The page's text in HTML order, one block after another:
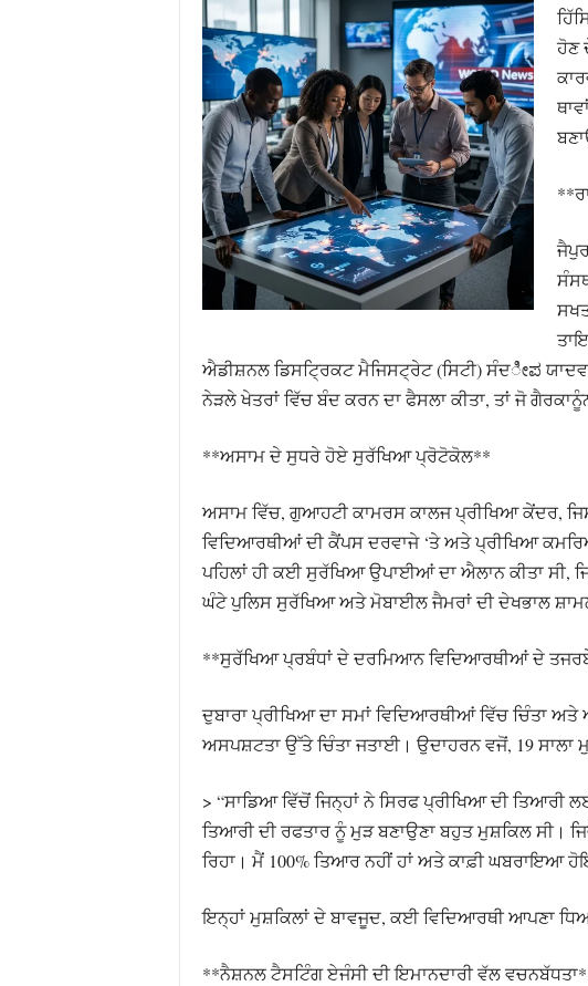
ਹੋਣ
ਐਡੀਸ਼ਨਲ ਡਿਸਟ੍ਰਿਕਟ ਮੈਜਿਸਟ੍ਰੇਟ (ਸਿਟੀ) ਸੰਦೀಪ ਯਾਦਵ
ਨੇੜਲੇ ਖੇਤਰਾਂ ਵਿੱਚ ਬੰਦ ਕਰਨ ਦਾ ਫੈਸਲਾ ਕੀਤਾ, ਤਾਂ ਜੋ
**ਅਸਾਮ ਦੇ ਸੁਧਰੇ ਹੋਏ ਸੁਰੱਖਿਆ ਪ੍ਰੋਟੋਕੋਲ**
ਅਸਾਮ ਵਿੱਚ, ਗੁਆਹਟੀ ਕਾਮਰਸ ਕਾਲਜ ਪ੍ਰੀਖਿਆ ਕੇਂਦਰ,
ਵਿਦਿਆਰਥੀਆਂ ਦੀ ਕੈਂਪਸ ਦਰਵਾਜੇ ‘ਤੇ ਅਤੇ ਪ੍ਰੀਖਿਆ
ਪਹਿਲਾਂ ਹੀ ਕਈ ਸੁਰੱਖਿਆ ਉਪਾਈਆਂ ਦਾ ਐਲਾਨ ਕੀਤਾ ਸੀ,
ਘੰਟੇ ਪੁਲਿਸ ਸੁਰੱਖਿਆ ਅਤੇ ਮੋਬਾਈਲ ਜੈਮਰਾਂ ਦੀ ਦੇਖਭਾਲ
**ਸੁਰੱਖਿਆ ਪ੍ਰਬੰਧਾਂ ਦੇ ਦਰਮਿਆਨ ਵਿਦਿਆਰਥੀਆਂ ਦੇ
ਦੁਬਾਰਾ ਪ੍ਰੀਖਿਆ ਦਾ ਸਮਾਂ ਵਿਦਿਆਰਥੀਆਂ ਵਿੱਚ ਚਿੰਤਾ
ਅਸਪਸ਼ਟਤਾ ਉੱਤੇ ਚਿੰਤਾ ਜਤਾਈ। ਉਦਾਹਰਨ ਵਜੋਂ, 19
> “ਸਾਡਿਆ ਵਿੱਚੋਂ ਜਿਨ੍ਹਾਂ ਨੇ ਸਿਰਫ ਪ੍ਰੀਖਿਆ ਦੀ
ਤਿਆਰੀ ਦੀ ਰਫਤਾਰ ਨੂੰ ਮੁੜ ਬਣਾਉਣਾ ਬਹੁਤ ਮੁਸ਼ਕਿਲ
ਰਿਹਾ। ਮੈਂ 100% ਤਿਆਰ ਨਹੀਂ ਹਾਂ ਅਤੇ ਕਾਫ਼ੀ ਘਬਰਾਇਆ
ਇਨ੍ਹਾਂ ਮੁਸ਼ਕਿਲਾਂ ਦੇ ਬਾਵਜੂਦ, ਕਈ ਵਿਦਿਆਰਥੀ ਆਪਣਾ
**ਨੈਸ਼ਨਲ ਟੈਸਟਿੰਗ ਏਜੰਸੀ ਦੀ ਇਮਾਨਦਾਰੀ ਵੱਲ